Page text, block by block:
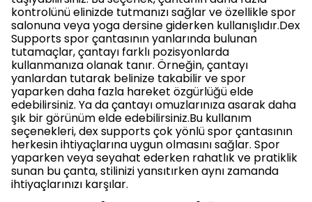
kontrolünü elinizde tutmanızı sağlar ve özellikle spor
salonuna veya yoga dersine giderken kullanışlıdır.Dex
Supports spor çantasının yanlarında bulunan
tutamaçlar, çantayı farklı pozisyonlarda
kullanmanıza olanak tanır. Örneğin, çantayı
yanlardan tutarak belinize takabilir ve spor
yaparken daha fazla hareket özgürlüğü elde
edebilirsiniz. Ya da çantayı omuzlarınıza asarak daha
şık bir görünüm elde edebilirsiniz.Bu kullanım
seçenekleri, dex supports çok yönlü spor çantasının
herkesin ihtiyaçlarına uygun olmasını sağlar. Spor
yaparken veya seyahat ederken rahatlık ve pratiklik
sunan bu çanta, stilinizi yansıtırken aynı zamanda
ihtiyaçlarınızı karşılar.